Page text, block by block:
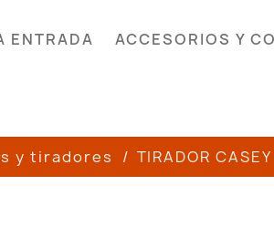
ENTRADA ACCESORIOS Y
y tiradores TIRADOR CASEY